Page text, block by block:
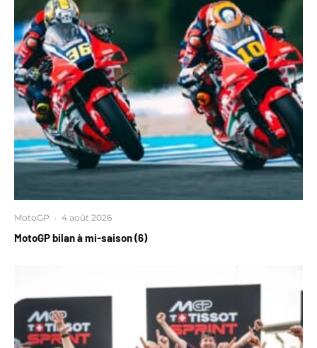
MotoGP · 4 août 2026
MotoGP bilan à mi-saison (6)